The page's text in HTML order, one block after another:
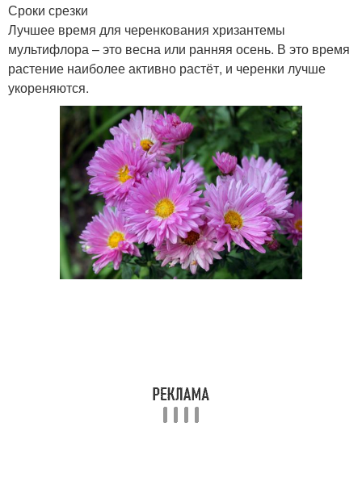
Сроки срезки
Лучшее время для черенкования хризантемы
мультифлора – это весна или ранняя осень. В это время
растение наиболее активно растёт, и черенки лучше
укореняются.